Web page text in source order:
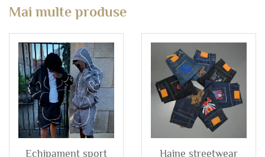
Mai multe produse
Echipament sport
Haine streetwear